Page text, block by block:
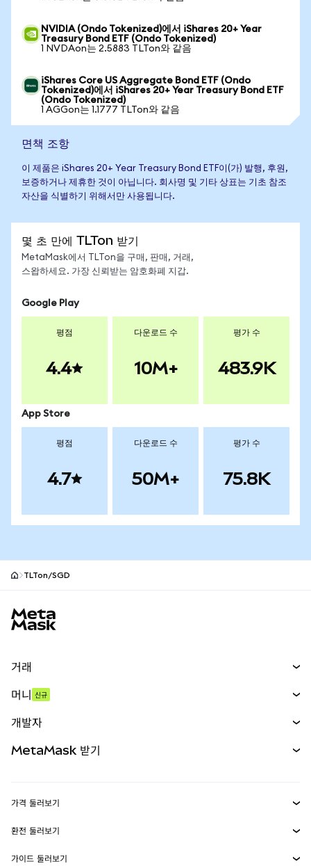
NVIDIA (Ondo Tokenized)에서 iShares 20+ Year
Treasury Bond ETF (Ondo Tokenized)
1 NVDAon는 2.5883 TLTon와 같음
iShares Core US Aggregate Bond ETF (Ondo
Tokenized)에서 iShares 20+ Year Treasury Bond ETF
(Ondo Tokenized)
1 AGGon는 1.1777 TLTon와 같음
면책 조항
이 제품은 iShares 20+ Year Treasury Bond ETF이(가) 발행, 후원,
보증하거나 제휴한 것이 아닙니다. 회사명 및 기타 상표는 기초 참조
자산을 식별하기 위해서만 사용됩니다.
몇 초 만에 TLTon 받기
MetaMask에서 TLTon을 구매, 판매, 거래,
스왑하세요. 가장 신뢰받는 암호화폐 지갑.
Google Play
평점
4.4
다운로드 수
10M+
평가 수
483.9K
App Store
평점
4.7
다운로드 수
50M+
평가 수
75.8K
TLTon/SGD
거래
무기한 선물
실물자산
머니 신규
개발자
MetaMask Connect
Snaps
MetaMask 받기
가격 둘러보기
이더리움 가격
솔라나 가격
환전 둘러보기
ETH를 USD로 환전
가이드 둘러보기